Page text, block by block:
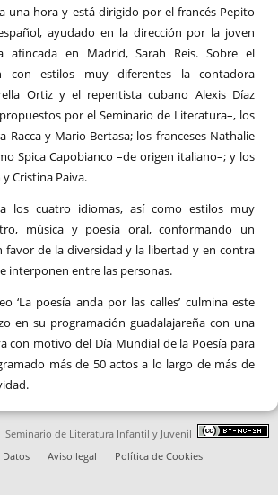
una hora y está dirigido por el francés Pepito
ayudado en la dirección por la joven
afincada en Madrid, Sarah Reis. Sobre el
con estilos muy diferentes la contadora
Ortiz y el repentista cubano Alexis Díaz
por el Seminario de Literatura–, los
Racca y Mario Bertasa; los franceses Nathalie
Spica Capobianco –de origen italiano–; y los
y Cristina Paiva.
los cuatro idiomas, así como estilos muy
música y poesía oral, conformando un
favor de la diversidad y la libertad y en contra
interponen entre las personas.
‘La poesía anda por las calles’ culmina este
en su programación guadalajareña con una
con motivo del Día Mundial de la Poesía para
más de 50 actos a lo largo de más de
Seminario de Literatura Infantil y Juvenil
Datos
Aviso legal Política de Cookies